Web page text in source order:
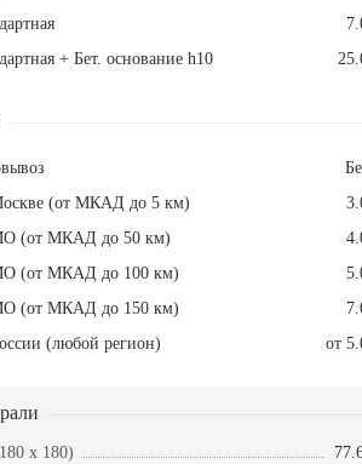
+ Бет. основание h10
(от МКАД до 5 км)
(от МКАД до 50 км)
(от МКАД до 100 км)
(от МКАД до 150 км)
(любой регион)
от
x 180)